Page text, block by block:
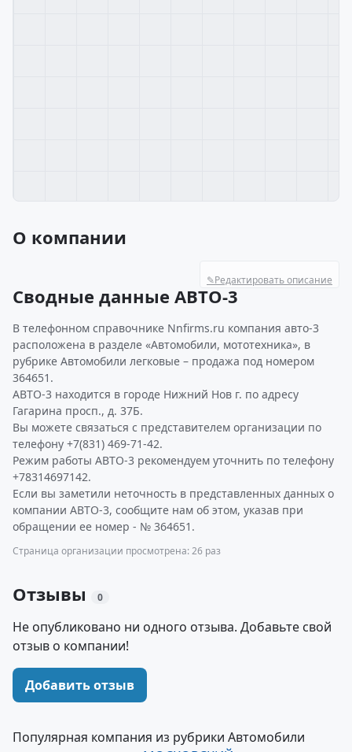
О компании
✎Редактировать описание
Сводные данные АВТО-3
В телефонном справочнике Nnfirms.ru компания авто-3
расположена в разделе «Автомобили, мототехника», в
рубрике Автомобили легковые – продажа под номером
364651.
АВТО-3 находится в городе Нижний Нов г. по адресу
Гагарина просп., д. 37Б.
Вы можете связаться с представителем организации по
телефону +7(831) 469-71-42.
Режим работы АВТО-3 рекомендуем уточнить по телефону
+78314697142.
Если вы заметили неточность в представленных данных о
компании АВТО-3, сообщите нам об этом, указав при
обращении ее номер - № 364651.
Страница организации просмотрена: 26 раз
Отзывы 0
Не опубликовано ни одного отзыва. Добавьте свой
отзыв о компании!
Добавить отзыв
Популярная компания из рубрики Автомобили